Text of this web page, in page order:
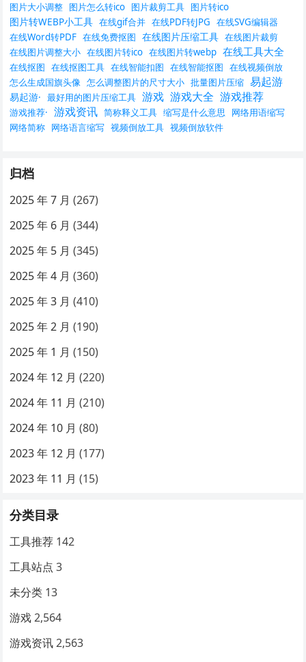
图片大小调整 图片怎么转ico 图片裁剪工具 图片转ico
图片转WEBP小工具 在线gif合并 在线PDF转JPG 在线SVG编辑器
在线Word转PDF 在线免费抠图 在线图片压缩工具 在线图片裁剪
在线图片调整大小 在线图片转ico 在线图片转webp 在线工具大全
在线抠图 在线抠图工具 在线智能扣图 在线智能抠图 在线视频倒放
怎么生成国旗头像 怎么调整图片的尺寸大小 批量图片压缩 易起游
易起游· 最好用的图片压缩工具 游戏 游戏大全 游戏推荐
游戏推荐· 游戏资讯 简称释义工具 缩写是什么意思
网络用语缩写
网络简称 网络语言缩写 视频倒放工具 视频倒放软件
归档
2025 年 7 月 (267)
2025 年 6 月 (344)
2025 年 5 月 (345)
2025 年 4 月 (360)
2025 年 3 月 (410)
2025 年 2 月 (190)
2025 年 1 月 (150)
2024 年 12 月 (220)
2024 年 11 月 (210)
2024 年 10 月 (80)
2023 年 12 月 (177)
2023 年 11 月 (15)
分类目录
工具推荐 142
工具站点 3
未分类 13
游戏 2,564
游戏资讯 2,563